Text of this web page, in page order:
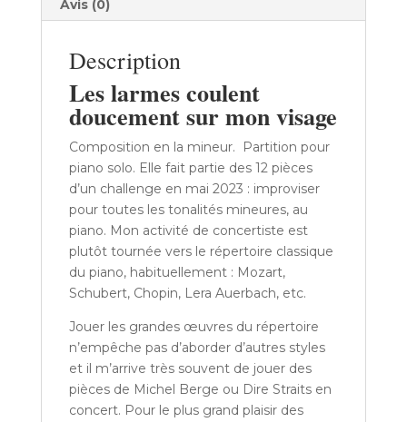
Avis (0)
Description
Les larmes coulent
doucement sur mon visage
Composition en la mineur. Partition pour
piano solo. Elle fait partie des 12 pièces
d’un challenge en mai 2023 : improviser
pour toutes les tonalités mineures, au
piano. Mon activité de concertiste est
plutôt tournée vers le répertoire classique
du piano, habituellement : Mozart,
Schubert, Chopin, Lera Auerbach, etc.
Jouer les grandes œuvres du répertoire
n’empêche pas d’aborder d’autres styles
et il m’arrive très souvent de jouer des
pièces de Michel Berge ou Dire Straits en
concert. Pour le plus grand plaisir des